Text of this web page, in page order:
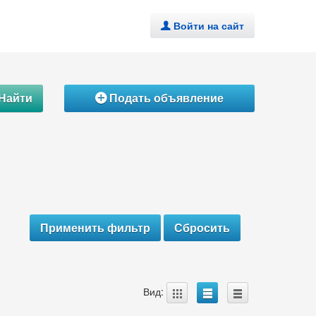
. Войти на сайт
ÁПодать объявление
Вид: A B C